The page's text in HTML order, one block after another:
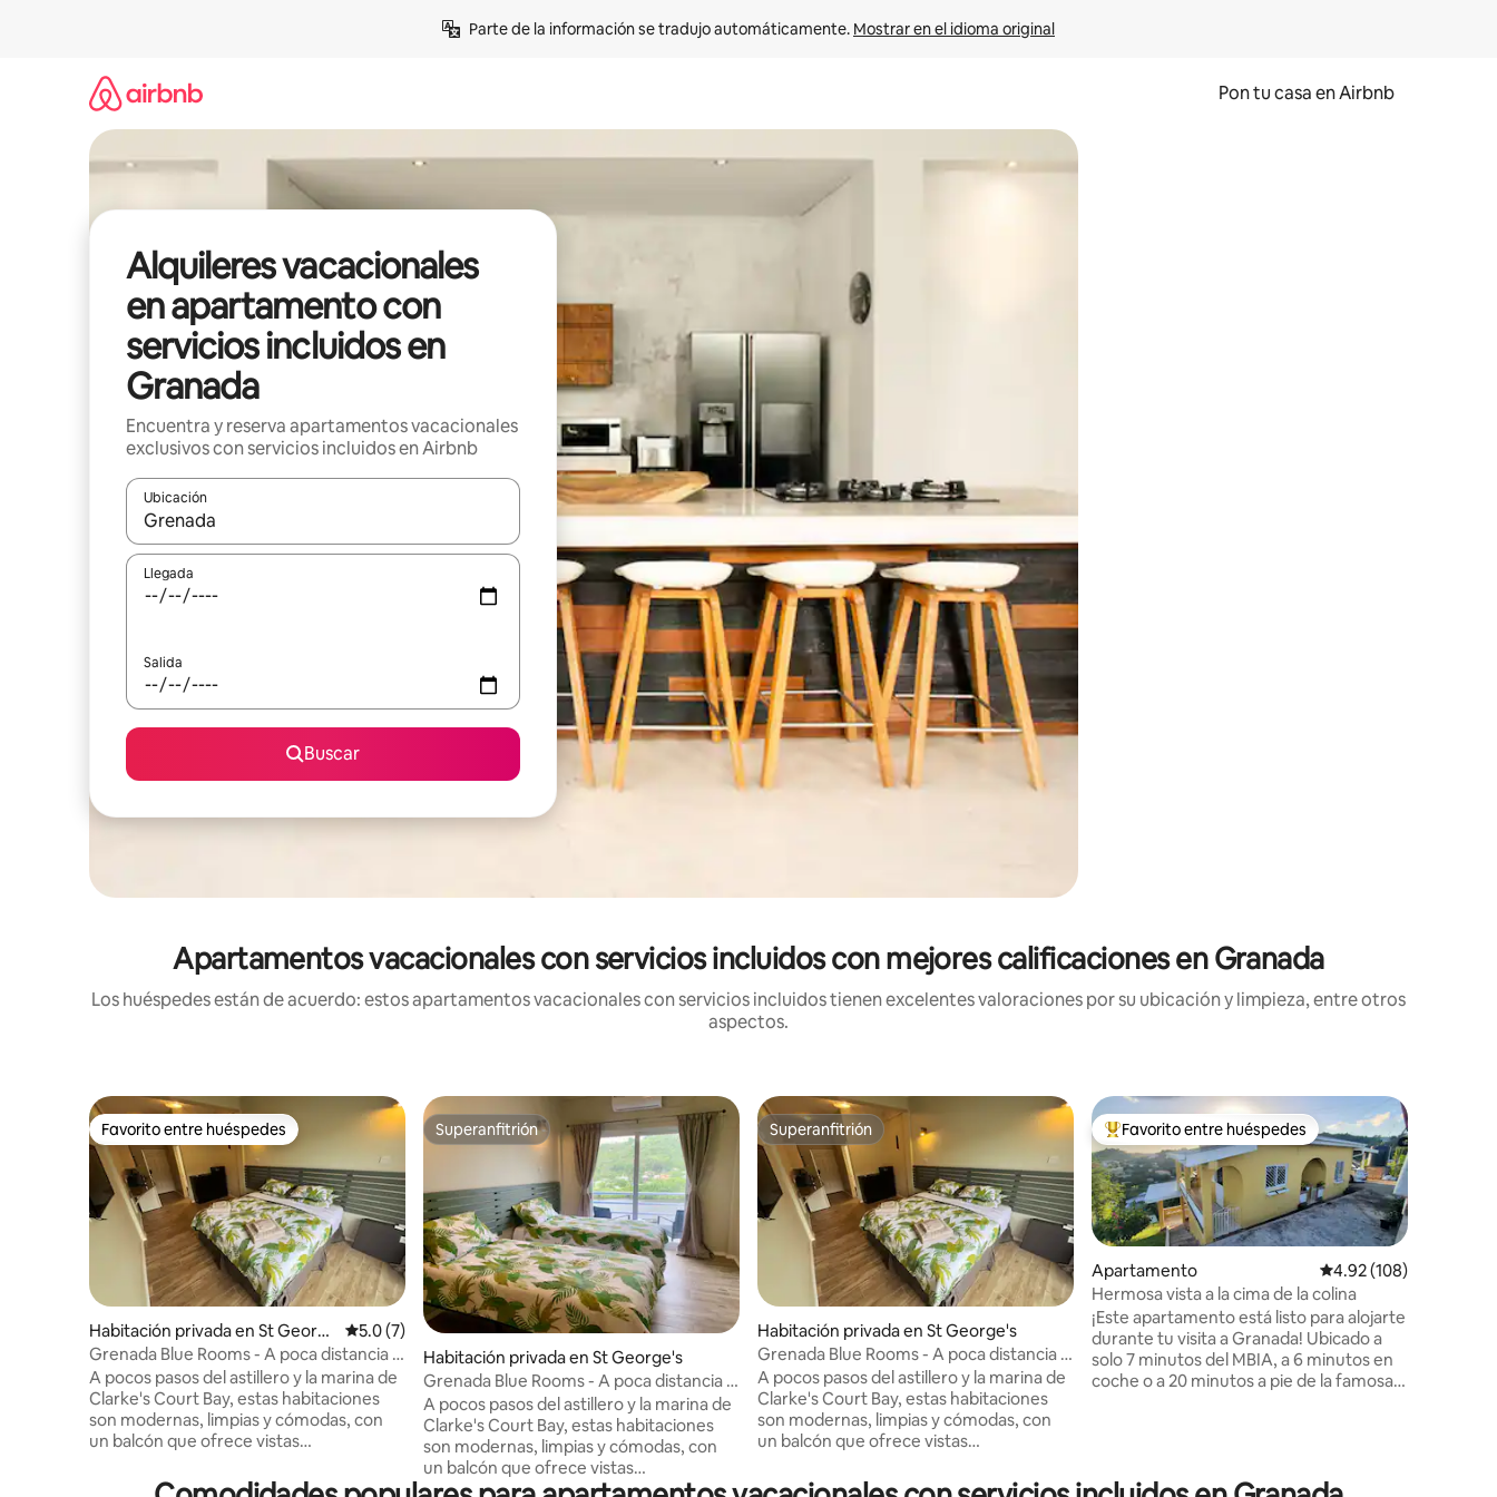
Parte de la información se tradujo automáticamente. Mostrar en el idioma original
Pon tu casa en Airbnb
Alquileres vacacionales
en apartamento con
servicios incluidos en
Granada
Encuentra y reserva apartamentos vacacionales
exclusivos con servicios incluidos en Airbnb
Ubicación
Cuando los resultados estén disponibles, navega con las teclas de flecha hacia arriba y hacia abajo o explora con el tacto o desliza el dedo.
Llegada
Salida
Buscar
Apartamentos vacacionales con servicios incluidos con mejores calificaciones en Granada
Los huéspedes están de acuerdo: estos apartamentos vacacionales con servicios incluidos tienen excelentes valoraciones por su ubicación y limpieza, entre otros
aspectos.
Favorito entre huéspedes
Favorito entre huéspedes
Habitación privada en St Georg
e's
Calificación promedio: 5.0 de 5, 7 reseñas
5.0 (7)
Grenada Blue Rooms - A poca distancia a
pie de la marina y del astillero
A pocos pasos del astillero y la marina de
Clarke's Court Bay, estas habitaciones
son modernas, limpias y cómodas, con
un balcón que ofrece vistas
isla de Calivigny. Las habitaciones
Superanfitrión
Superanfitrión
Habitación privada en St George's
Grenada Blue Rooms - A poca distancia a
pie de la marina y del astillero
A pocos pasos del astillero y la marina de
Clarke's Court Bay, estas habitaciones
son modernas, limpias y cómodas, con
un balcón que ofrece vistas
espectaculares de Clarke's Court Bay y la
Superanfitrión
Superanfitrión
Habitación privada en St George's
Grenada Blue Rooms - A poca distancia a
pie de la marina y del astillero
A pocos pasos del astillero y la marina de
Clarke's Court Bay, estas habitaciones
son modernas, limpias y cómodas, con
un balcón que ofrece vistas
isla de Calivigny. Las habitaciones
Favorito entre huéspedes preferido
Favorito entre huéspedes
Apartamento Calificación promedio:
4.92 (108)
Hermosa vista a la cima de la colina
¡Este apartamento está listo para alojarte
durante tu visita a Granada! Ubicado a
solo 7 minutos del MBIA, a 6 minutos en
coche o a 20 minutos a pie de la famosa
un 20 % de DESCUENTO sobre los precios